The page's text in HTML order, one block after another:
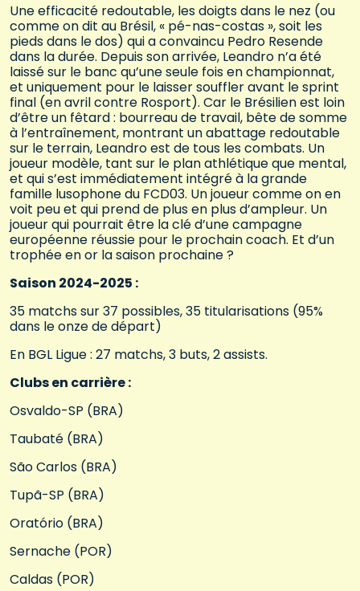
Une efficacité redoutable, les doigts dans le nez (ou
comme on dit au Brésil, « pé-nas-costas », soit les
pieds dans le dos) qui a convaincu Pedro Resende
dans la durée. Depuis son arrivée, Leandro n’a été
laissé sur le banc qu’une seule fois en championnat,
et uniquement pour le laisser souffler avant le sprint
final (en avril contre Rosport). Car le Brésilien est loin
d’être un fêtard : bourreau de travail, bête de somme
à l’entraînement, montrant un abattage redoutable
sur le terrain, Leandro est de tous les combats. Un
joueur modèle, tant sur le plan athlétique que mental,
et qui s’est immédiatement intégré à la grande
famille lusophone du FCD03. Un joueur comme on en
voit peu et qui prend de plus en plus d’ampleur. Un
joueur qui pourrait être la clé d’une campagne
européenne réussie pour le prochain coach. Et d’un
trophée en or la saison prochaine ?
Saison 2024-2025 :
35 matchs sur 37 possibles, 35 titularisations (95%
dans le onze de départ)
En BGL Ligue : 27 matchs, 3 buts, 2 assists.
Clubs en carrière :
Osvaldo-SP (BRA)
Taubaté (BRA)
São Carlos (BRA)
Tupã-SP (BRA)
Oratório (BRA)
Sernache (POR)
Caldas (POR)